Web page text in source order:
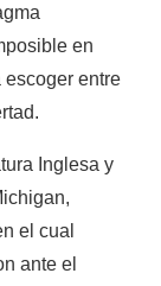
en
entre
Inglesa y
el cual
ante el